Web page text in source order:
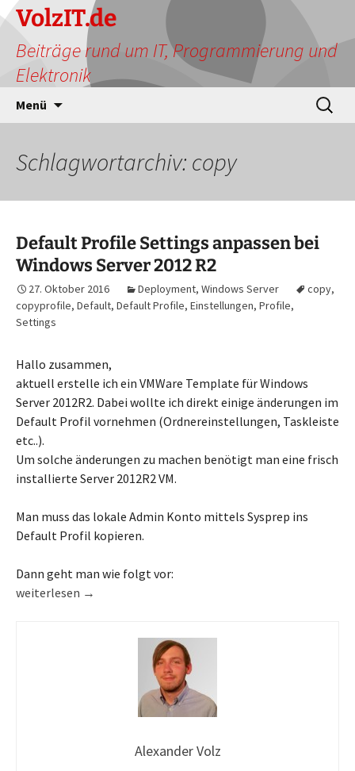
Zum
Inhalt
springen
VolzIT.de
Beiträge rund um IT, Programmierung und
Elektronik
Menü
Suchen
nach:
Schlagwortarchiv: copy
Default Profile Settings anpassen bei
Windows Server 2012 R2
27. Oktober 2016 Deployment, Windows Server copy,
copyprofile, Default, Default Profile, Einstellungen, Profile,
Settings
Hallo zusammen,
aktuell erstelle ich ein VMWare Template für Windows
Server 2012R2. Dabei wollte ich direkt einige änderungen im
Default Profil vornehmen (Ordnereinstellungen, Taskleiste
etc..).
Um solche änderungen zu machen benötigt man eine frisch
installierte Server 2012R2 VM.
Man muss das lokale Admin Konto mittels Sysprep ins
Default Profil kopieren.
Dann geht man wie folgt vor:
Default Profile Settings anpassen bei Windows Server 2012 R2
weiterlesen →
Alexander Volz